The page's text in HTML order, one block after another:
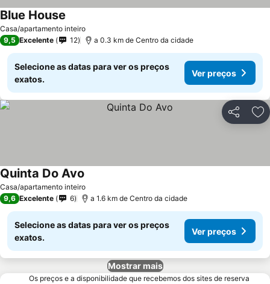
Casa/apartamento inteiro
Blue House
9,5 Excelente 12 a 0.3 km de Centro da cidade
Selecione as datas para ver os preços
exatos.
Ver preços
Partilhar
Casa/apartamento inteiro
Quinta Do Avo
9,6 Excelente 6 a 1.6 km de Centro da cidade
Selecione as datas para ver os preços
exatos.
Ver preços
Mostrar mais
Os preços e a disponibilidade que recebemos dos sites de reserva